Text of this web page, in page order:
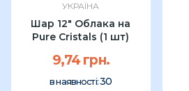
УКРАЇНА
Шар 12" Облака на
Pure Cristals (1 шт)
9,74 грн.
в наявності:30